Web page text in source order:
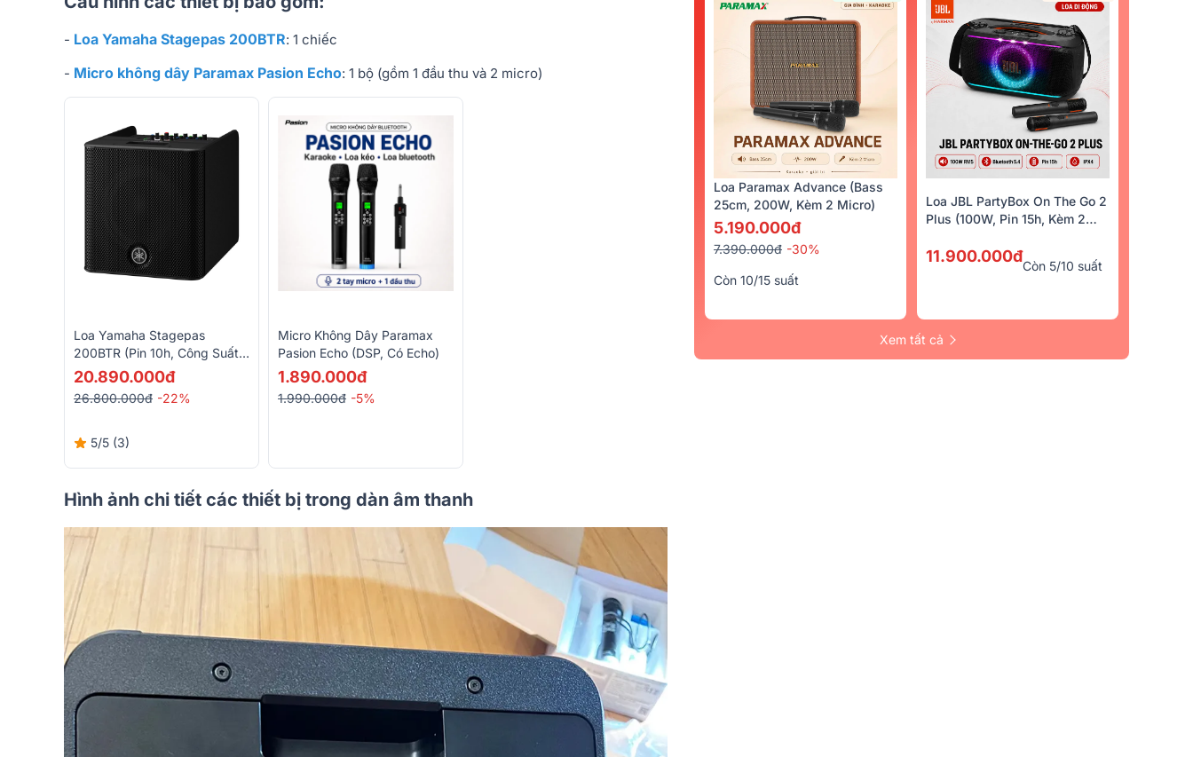
- Loa Yamaha Stagepas 200BTR: 1 chiếc
- Micro không dây Paramax Pasion Echo: 1 bộ (gồm 1 đầu thu và 2 micro)
Loa Yamaha Stagepas
200BTR (Pin 10h, Công Suất
180W, Mixer 5 Kênh,
Bluetooth 5.0)
20.890.000đ
26.800.000đ -22%
5/5 (3)
Micro Không Dây Paramax
Pasion Echo (DSP, Có Echo)
1.890.000đ
1.990.000đ -5%
Hình ảnh chi tiết các thiết bị trong dàn âm thanh
Loa Paramax Advance (Bass
25cm, 200W, Kèm 2 Micro)
5.190.000đ
7.390.000đ -30%
Còn 10/15 suất
Loa JBL PartyBox On The Go 2
Plus (100W, Pin 15h, Kèm 2
11.900.000đ
Còn 5/10 suất
Xem tất cả